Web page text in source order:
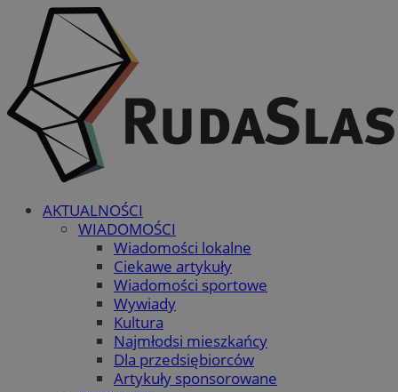
AKTUALNOŚCI
WIADOMOŚCI
Wiadomości lokalne
Ciekawe artykuły
Wiadomości sportowe
Wywiady
Kultura
Najmłodsi mieszkańcy
Dla przedsiębiorców
Artykuły sponsorowane